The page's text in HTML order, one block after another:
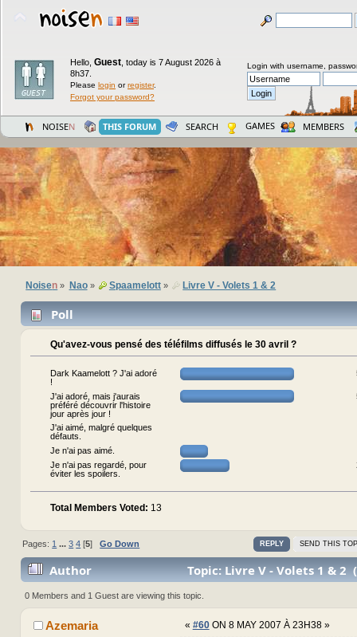
Hello, Guest today is 7 August 2026 à
8h37.
Please login orregister.
Forgot your password?
Login with username,
NOISEN THIS FORUM SEARCH GAMES MEMBERS
Noisen » Nao» Spaamelott» Livre V - Volets 1 & 2
Poll
Qu'avez-vous pensé des téléfilms diffusés le 30 avril ?
Dark Kaamelott ? J'ai adoré
!
J'ai adoré, mais j'aurais
préféré découvrir l'histoire
jour après jour !
J'ai aimé, malgré quelques
défauts.
Je n'ai pas aimé.
Je n'ai pas regardé, pour
éviter les spoilers.
Total Members Voted: 13
REPLY SEND THIS
Pages: 1 ...3 4 [5]Go Down
Author
Topic: Livre V - Volets 1 & 2
times)
0 Members and 1 Guest are viewing this topic.
Azemaria « #60ON 8 MAY 2007 À 23H38 »